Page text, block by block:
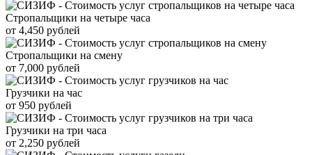
Стропальщики на четыре часа
от 4,450 рублей
Стропальщики на смену
от 7,000 рублей
Грузчики на час
от 950 рублей
Грузчики на три часа
от 2,250 рублей